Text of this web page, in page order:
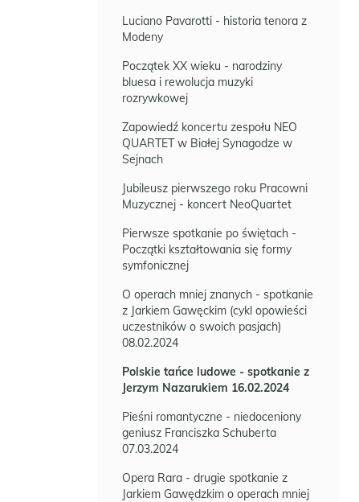
Luciano Pavarotti - historia tenora z
Modeny
Początek XX wieku - narodziny
bluesa i rewolucja muzyki
rozrywkowej
Zapowiedź koncertu zespołu NEO
QUARTET w Białej Synagodze w
Sejnach
Jubileusz pierwszego roku Pracowni
Muzycznej - koncert NeoQuartet
Pierwsze spotkanie po świętach -
Początki kształtowania się formy
symfonicznej
O operach mniej znanych - spotkanie
z Jarkiem Gawęckim (cykl opowieści
uczestników o swoich pasjach)
08.02.2024
Polskie tańce ludowe - spotkanie z
Jerzym Nazarukiem 16.02.2024
Pieśni romantyczne - niedoceniony
geniusz Franciszka Schuberta
07.03.2024
Opera Rara - drugie spotkanie z
Jarkiem Gawędzkim o operach mniej